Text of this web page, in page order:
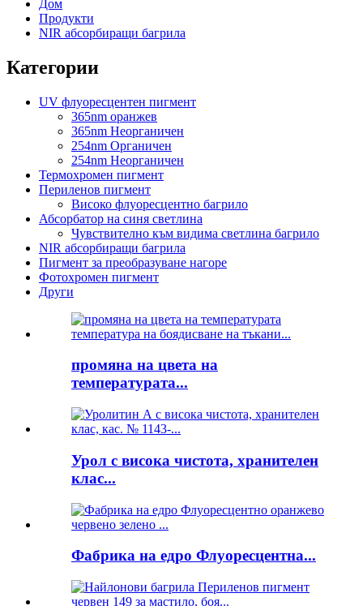
Дом
Продукти
NIR абсорбиращи багрила
Категории
UV флуоресцентен пигмент
365nm оранжев
365nm Неорганичен
254nm Органичен
254nm Неорганичен
Термохромен пигмент
Периленов пигмент
Високо флуоресцентно багрило
Абсорбатор на синя светлина
Чувствително към видима светлина багрило
NIR абсорбиращи багрила
Пигмент за преобразуване нагоре
Фотохромен пигмент
Други
промяна на цвета на
температурата...
Урол с висока чистота, хранителен
клас...
Фабрика на едро Флуоресцентна...